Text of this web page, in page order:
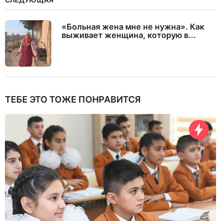
«Больная жена мне не нужна». Как
выживает женщина, которую в...
ТЕБЕ ЭТО ТОЖЕ ПОНРАВИТСЯ